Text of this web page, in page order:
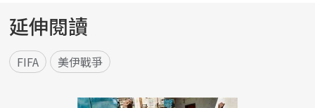
延伸閱讀
FIFA 美伊戰爭